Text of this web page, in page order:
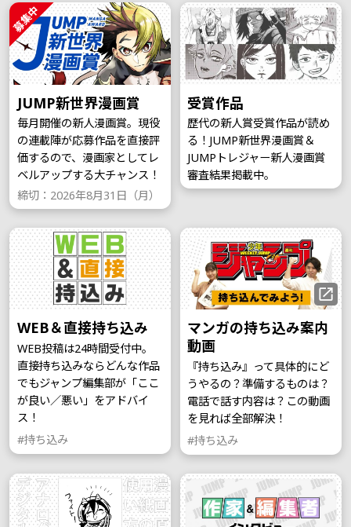
募集中
JUMP新世界漫画賞
毎月開催の新人漫画賞。現役
の連載陣が応募作品を直接評
価するので、漫画家としてレ
ベルアップする大チャンス！
締切：2026年8月31日（月）
受賞作品
歴代の新人賞受賞作品が読め
る！JUMP新世界漫画賞＆
JUMPトレジャー新人漫画賞
審査結果掲載中。
WEB＆直接持ち込み
WEB投稿は24時間受付中。
直接持ち込みならどんな作品
でもジャンプ編集部が「ここ
が良い／悪い」をアドバイ
ス！
#持ち込み
マンガの持ち込み案内
動画
『持ち込み』って具体的にど
うやるの？準備するものは？
電話で話す内容は？この動画
を見れば全部解決！
#持ち込み